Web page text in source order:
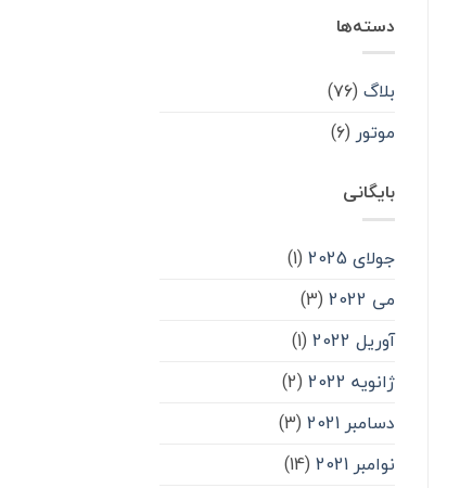
دسته‌ها
بلاگ (۷۶)
موتور (۶)
بایگانی
جولای 2025
(1)
می 2022
(3)
آوریل 2022
(1)
ژانویه 2022
(2)
دسامبر 2021
(3)
نوامبر 2021
(14)